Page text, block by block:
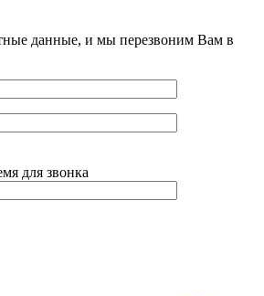
данные, и мы перезвоним Вам в
для звонка